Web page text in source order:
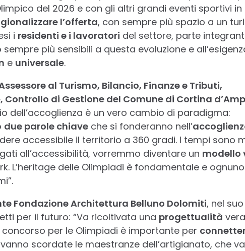
del 2026 e con gli altri grandi eventi sportivi in
l’offerta, con sempre più spazio a un
i residenti e i lavoratori del settore, parte
più sensibili a questa evoluzione e
e universale.
al Turismo, Bilancio, Finanze e Tributi,
di Gestione del Comune di Cortina
dell’accoglienza è un vero cambio di paradigma:
due parole chiaveche si fonderanno nell’
accessibile il territorio a 360 gradi. I tempi sono
all’accessibilità, vorremmo diventare un modello
L’heritage delle Olimpiadi è fondamentale e
Fondazione Architettura Belluno Dolomiti, nel
per il futuro: “Va ricoltivata una progettualità
concorso per le Olimpiadi è importante per
scordate le maestranze dell’artigianato, che